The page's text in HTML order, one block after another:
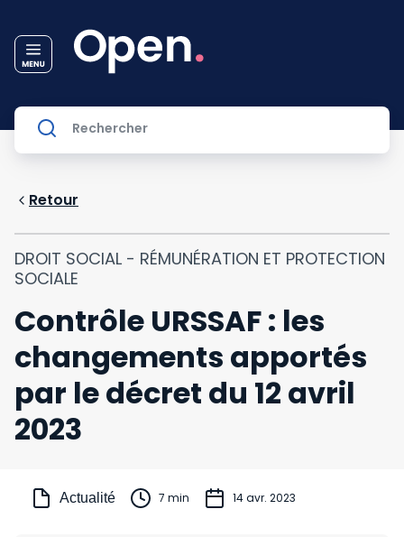
Retour
DROIT SOCIAL - RÉMUNÉRATION ET PROTECTION
SOCIALE
Contrôle URSSAF : les
changements apportés
par le décret du 12 avril
2023
Actualité 7 min 14 avr. 2023